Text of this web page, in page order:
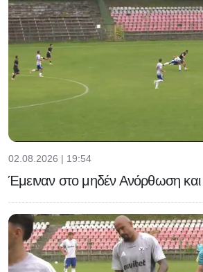
02.08.2026 | 19:54
Έμειναν στο μηδέν Ανόρθωση